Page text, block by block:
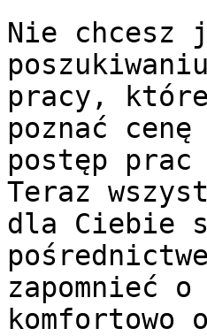
Nie chcesz
pracy,
poznać
postęp
Teraz
dla Ciebie
zapomnieć
komfortowo